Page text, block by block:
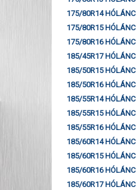
175/80R14 HÓLÁNC
175/80R15 HÓLÁNC
175/80R16 HÓLÁNC
185/45R17 HÓLÁNC
185/50R15 HÓLÁNC
185/50R16 HÓLÁNC
185/55R14 HÓLÁNC
185/55R15 HÓLÁNC
185/55R16 HÓLÁNC
185/60R14 HÓLÁNC
185/60R15 HÓLÁNC
185/60R16 HÓLÁNC
185/60R17 HÓLÁNC